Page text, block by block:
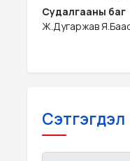
Судалгааны баг
Ж.Дугаржав
Сэтгэгдэл